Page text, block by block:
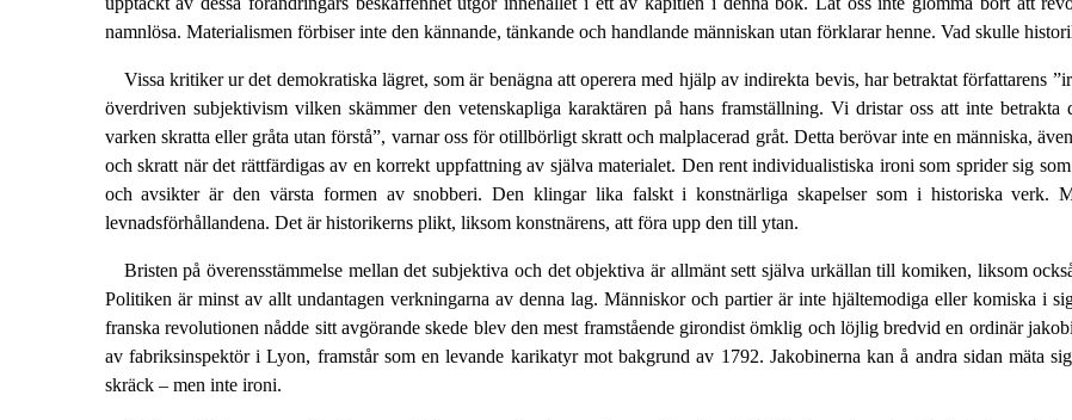
namnlösa. Materialismen förbiser inte den kännande, tänkande och handlande människan utan förklarar henne. Vad skulle
Vissa kritiker ur det demokratiska lägret, som är benägna att operera med hjälp av indirekta bevis, har betraktat författarens
överdriven subjektivism vilken skämmer den vetenskapliga karaktären på hans framställning. Vi dristar oss att inte betrakta
varken skratta eller gråta utan förstå”, varnar oss för otillbörligt skratt och malplacerad gråt. Detta berövar inte en människa,
och skratt när det rättfärdigas av en korrekt uppfattning av själva materialet. Den rent individua­listiska ironi som sprider sig
och avsikter är den värsta formen av snobberi. Den klingar lika falskt i konstnärliga skapelser som i historiska
levnadsförhållandena. Det är historikerns plikt, liksom konstnärens, att föra upp den till ytan.
Bristen på överensstämmelse mellan det subjektiva och det objektiva är allmänt sett själva urkällan till komiken, liksom
Politiken är minst av allt undantagen verkningarna av denna lag. Människor och partier är inte hjältemodiga eller komiska i
franska revolutionen nådde sitt avgörande skede blev den mest framstående girondist ömklig och löjlig bredvid en ordinär
av fabriksinspektör i Lyon, framstår som en levande karikatyr mot bakgrund av 1792. Jakobinerna kan å andra sidan mäta
skräck – men inte ironi.